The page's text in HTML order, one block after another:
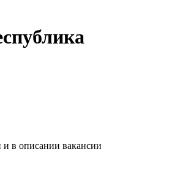
в описании вакансии